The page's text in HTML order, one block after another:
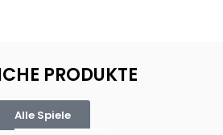
PRODUKTE
Alle Spiele